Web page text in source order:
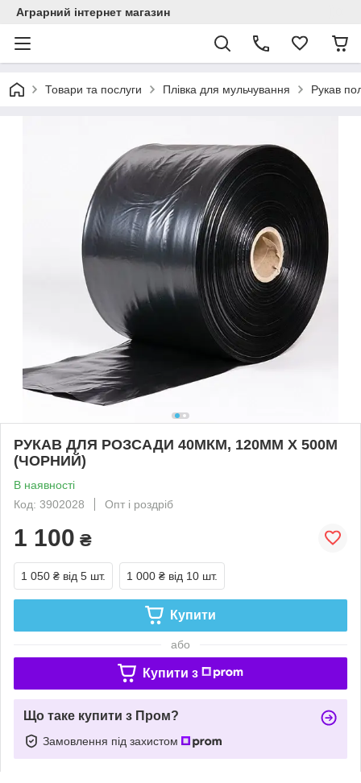
Аграрний інтернет магазин
Товари та послуги Плівка для мульчування Рукав
РУКАВ ДЛЯ РОЗСАДИ 40МКМ, 120ММ Х 500М
(ЧОРНИЙ)
В наявності
Код: 3902028
Опт і роздріб
1 100 ₴
1 050 ₴ від 5 шт. 1 000 ₴ від 10 шт.
Купити
або
Купити з
Що таке купити з Пром?
Замовлення під захистом